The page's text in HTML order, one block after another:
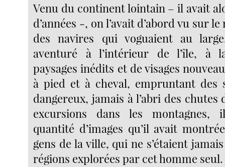
Venu du continent lointain – il avait
d’années -, on l’avait d’abord vu sur
des navires qui voguaient au
aventuré à l’intérieur de l’île, à
paysages inédits et de visages
à pied et à cheval, empruntant des
dangereux, jamais à l’abri des chutes
excursions dans les montagnes,
quantité d’images qu’il avait
gens de la ville, qui ne s’étaient
régions explorées par cet homme seul.